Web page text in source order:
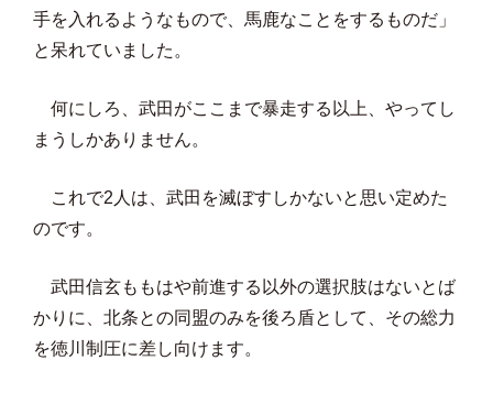
手を入れるようなもので、馬鹿なことをするものだ」
と呆れていました。
何にしろ、武田がここまで暴走する以上、やってし
まうしかありません。
これで2人は、武田を滅ぼすしかないと思い定めた
のです。
武田信玄ももはや前進する以外の選択肢はないとば
かりに、北条との同盟のみを後ろ盾として、その総力
を徳川制圧に差し向けます。